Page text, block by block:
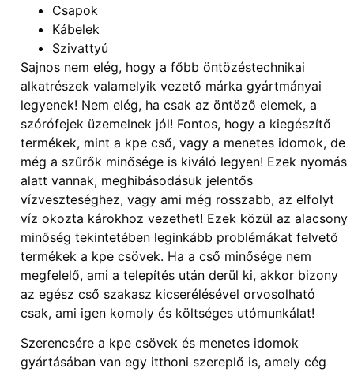
Csapok
Kábelek
Szivattyú
Sajnos nem elég, hogy a főbb öntözéstechnikai
alkatrészek valamelyik vezető márka gyártmányai
legyenek! Nem elég, ha csak az öntöző elemek, a
szórófejek üzemelnek jól! Fontos, hogy a kiegészítő
termékek, mint a kpe cső, vagy a menetes idomok, de
még a szűrők minősége is kiváló legyen! Ezek nyomás
alatt vannak, meghibásodásuk jelentős
vízveszteséghez, vagy ami még rosszabb, az elfolyt
víz okozta károkhoz vezethet! Ezek közül az alacsony
minőség tekintetében leginkább problémákat felvető
termékek a kpe csövek. Ha a cső minősége nem
megfelelő, ami a telepítés után derül ki, akkor bizony
az egész cső szakasz kicserélésével orvosolható
csak, ami igen komoly és költséges utómunkálat!
Szerencsére a kpe csövek és menetes idomok
gyártásában van egy itthoni szereplő is, amely cég